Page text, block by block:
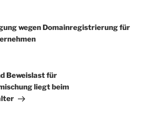
wegen Domainregistrierung für
Beweislast für
liegt beim